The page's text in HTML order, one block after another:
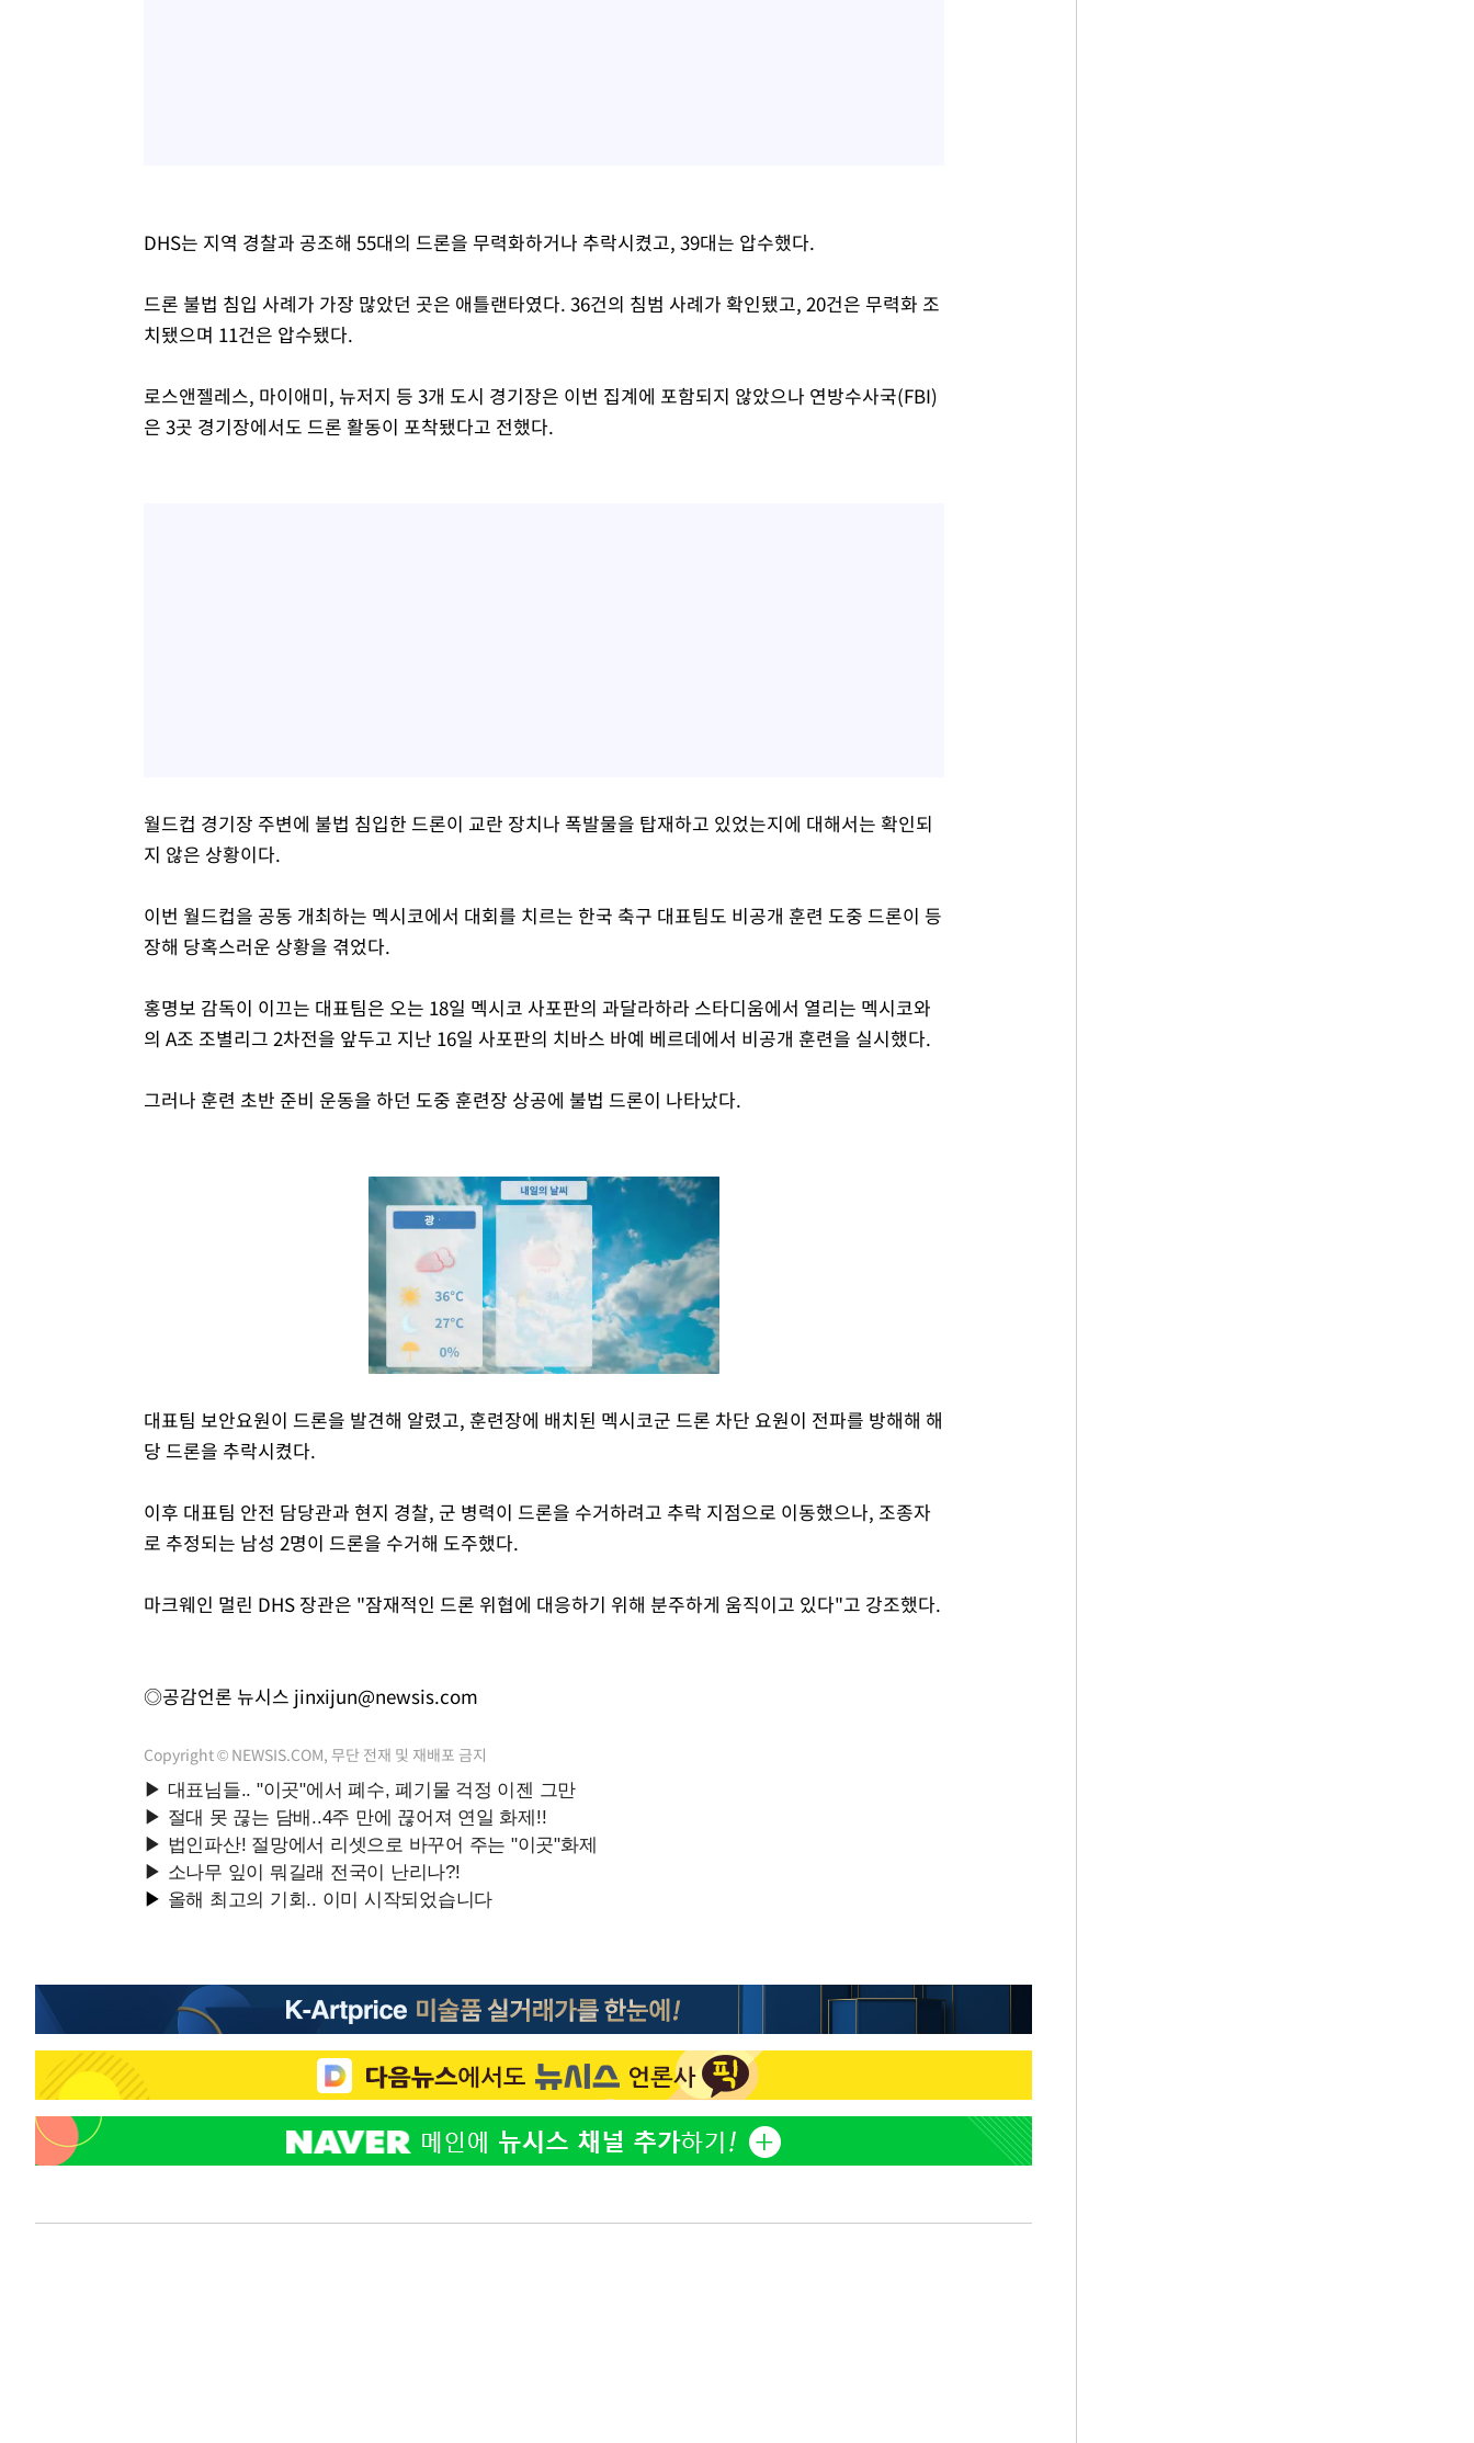
DHS는 지역 경찰과 공조해 55대의 드론을 무력화하거나 추락시켰고, 39대는 압수했다.
드론 불법 침입 사례가 가장 많았던 곳은 애틀랜타였다. 36건의 침범 사례가 확인됐고, 20건은 무력화 조
치됐으며 11건은 압수됐다.
로스앤젤레스, 마이애미, 뉴저지 등 3개 도시 경기장은 이번 집계에 포함되지 않았으나 연방수사국(FBI)
은 3곳 경기장에서도 드론 활동이 포착됐다고 전했다.
월드컵 경기장 주변에 불법 침입한 드론이 교란 장치나 폭발물을 탑재하고 있었는지에 대해서는 확인되
지 않은 상황이다.
이번 월드컵을 공동 개최하는 멕시코에서 대회를 치르는 한국 축구 대표팀도 비공개 훈련 도중 드론이 등
장해 당혹스러운 상황을 겪었다.
홍명보 감독이 이끄는 대표팀은 오는 18일 멕시코 사포판의 과달라하라 스타디움에서 열리는 멕시코와
의 A조 조별리그 2차전을 앞두고 지난 16일 사포판의 치바스 바예 베르데에서 비공개 훈련을 실시했다.
그러나 훈련 초반 준비 운동을 하던 도중 훈련장 상공에 불법 드론이 나타났다.
대표팀 보안요원이 드론을 발견해 알렸고, 훈련장에 배치된 멕시코군 드론 차단 요원이 전파를 방해해 해
당 드론을 추락시켰다.
이후 대표팀 안전 담당관과 현지 경찰, 군 병력이 드론을 수거하려고 추락 지점으로 이동했으나, 조종자
로 추정되는 남성 2명이 드론을 수거해 도주했다.
마크웨인 멀린 DHS 장관은 "잠재적인 드론 위협에 대응하기 위해 분주하게 움직이고 있다"고 강조했다.
◎공감언론 뉴시스 jinxijun@newsis.com
Copyright © NEWSIS.COM, 무단 전재 및 재배포 금지